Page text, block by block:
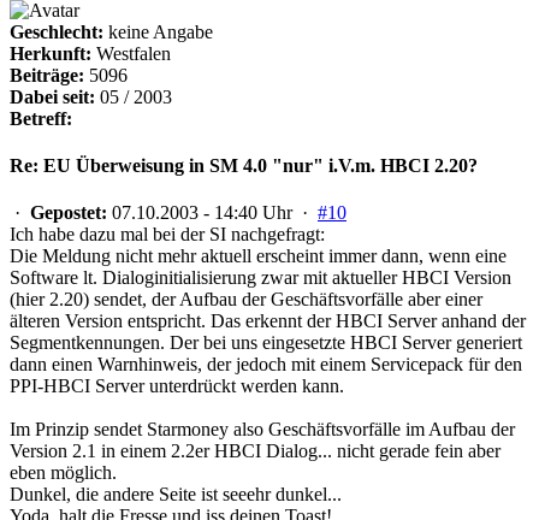
Geschlecht: keine Angabe
Herkunft: Westfalen
Beiträge: 5096
Dabei seit: 05 / 2003
Betreff:
Re: EU Überweisung in SM 4.0 "nur" i.V.m. HBCI 2.20?
· Gepostet: 07.10.2003 - 14:40 Uhr · #10
Ich habe dazu mal bei der SI nachgefragt:
Die Meldung nicht mehr aktuell erscheint immer dann, wenn eine
Software lt. Dialoginitialisierung zwar mit aktueller HBCI Version
(hier 2.20) sendet, der Aufbau der Geschäftsvorfälle aber einer
älteren Version entspricht. Das erkennt der HBCI Server anhand der
Segmentkennungen. Der bei uns eingesetzte HBCI Server generiert
dann einen Warnhinweis, der jedoch mit einem Servicepack für den
PPI-HBCI Server unterdrückt werden kann.
Im Prinzip sendet Starmoney also Geschäftsvorfälle im Aufbau der
Version 2.1 in einem 2.2er HBCI Dialog... nicht gerade fein aber
eben möglich.
Dunkel, die andere Seite ist seeehr dunkel...